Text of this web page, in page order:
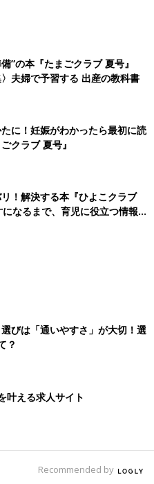
”の本『たまごクラブ 夏号』
〉夫婦で予習する 出産の教科書
に！妊娠がわかったら最初に読
クラブ 夏号』
！解決する本『ひよこクラブ
なるまで、育児に役立つ情報が
びは「通いやすさ」が大切！選
？
叶える求人サイト
Recommended by